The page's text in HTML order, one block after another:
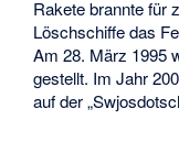
Rakete brannte für
Löschschiffe das
Am 28. März 1995
gestellt. Im Jahr
auf der